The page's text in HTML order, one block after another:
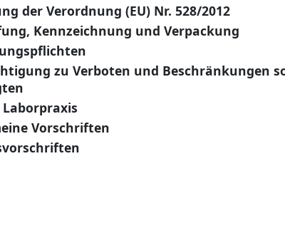
der Verordnung (EU) Nr. 528/2012
Kennzeichnung und Verpackung
zu Verboten und Beschränkungen
Laborpraxis
Vorschriften